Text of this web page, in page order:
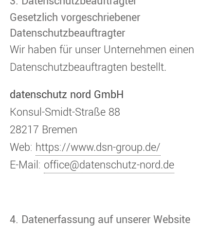
Gesetzlich vorgeschriebener
Datenschutzbeauftragter
Wir haben für unser Unternehmen einen
Datenschutzbeauftragten bestellt.
datenschutz nord GmbH
Konsul-Smidt-Straße 88
28217 Bremen
Web: https://www.dsn-group.de/
E-Mail: office@datenschutz-nord.de
4. Datenerfassung auf unserer Website